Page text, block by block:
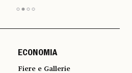
ECONOMIA
Fiere e Gallerie